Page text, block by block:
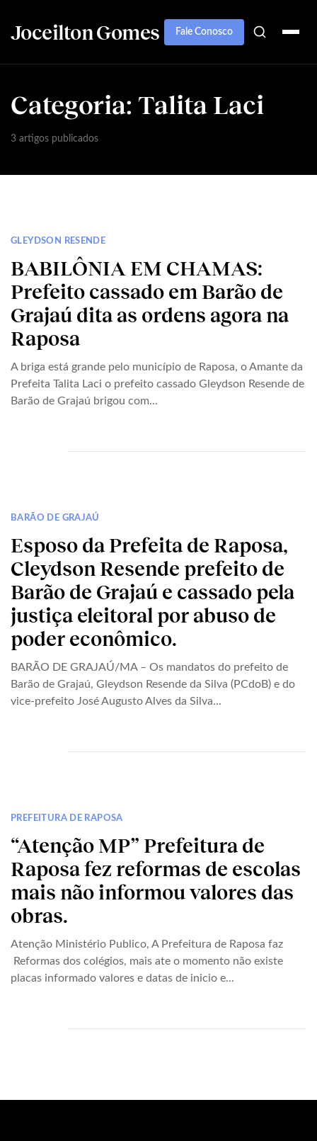
Joceilton Gomes Fale Conosco
Categoria: Talita Laci
3 artigos publicados
GLEYDSON RESENDE
BABILÔNIA EM CHAMAS:
Prefeito cassado em Barão de
Grajaú dita as ordens agora na
Raposa
A briga está grande pelo município de Raposa, o Amante da
Prefeita Talita Laci o prefeito cassado Gleydson Resende de
Barão de Grajaú brigou com...
BARÃO DE GRAJAÚ
Esposo da Prefeita de Raposa,
Cleydson Resende prefeito de
Barão de Grajaú e cassado pela
justiça eleitoral por abuso de
poder econômico.
BARÃO DE GRAJAÚ/MA – Os mandatos do prefeito de
Barão de Grajaú, Gleydson Resende da Silva (PCdoB) e do
vice-prefeito José Augusto Alves da Silva...
PREFEITURA DE RAPOSA
“Atenção MP” Prefeitura de
Raposa fez reformas de escolas
mais não informou valores das
obras.
Atenção Ministério Publico, A Prefeitura de Raposa faz
Reformas dos colégios, mais ate o momento não existe
placas informado valores e datas de inicio e...